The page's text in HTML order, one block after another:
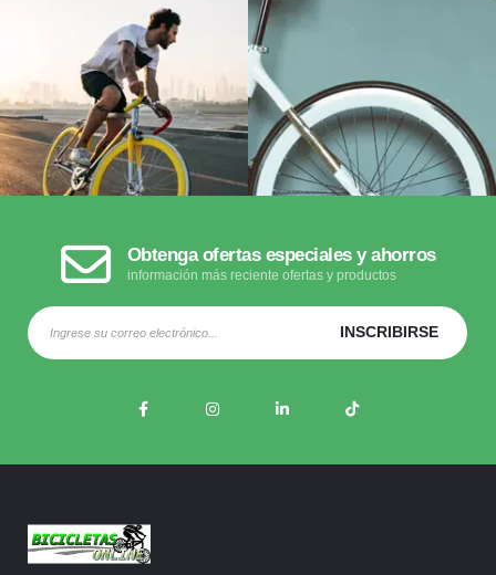
Obtenga ofertas especiales y ahorros
información más reciente ofertas y productos